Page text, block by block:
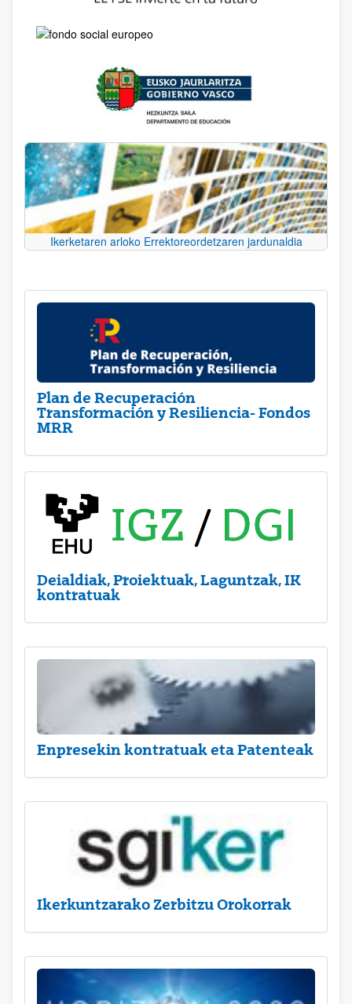
Ikerketaren arloko Errektoreordetzaren jardunaldia
Plan de Recuperación
Transformación y Resiliencia- Fondos
MRR
Deialdiak, Proiektuak, Laguntzak, IK
kontratuak
Enpresekin kontratuak eta Patenteak
Ikerkuntzarako Zerbitzu Orokorrak